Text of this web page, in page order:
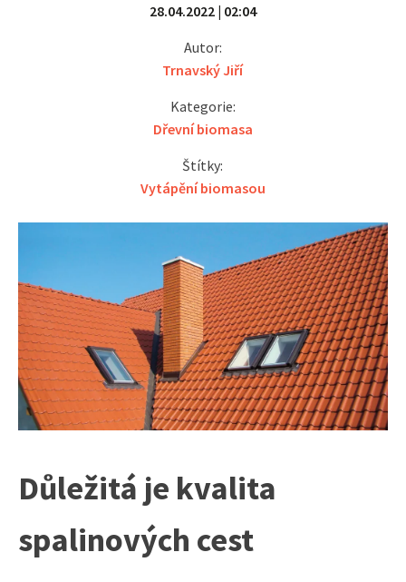
28.04.2022 | 02:04
Autor:
Trnavský Jiří
Kategorie:
Dřevní biomasa
Štítky:
Vytápění biomasou
Důležitá je kvalita
spalinových cest